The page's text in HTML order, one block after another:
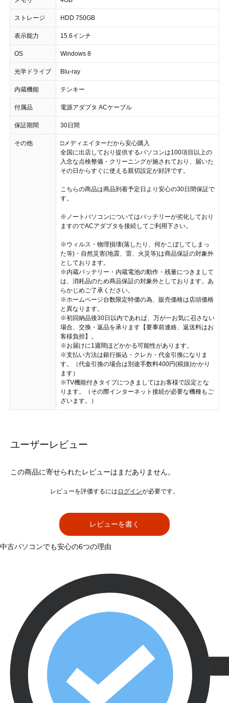
ストレージ HDD 750GB
表示能力 15.6インチ
OS Windows 8
光学ドライブ Blu-ray
内蔵機能 テンキー
付属品 電源アダプタ ACケーブル
保証期間 30日間
その他
□メディエイターだから安心購入
全国に出店しており提供するパソコンは100項目以上の
入念な点検整備・クリーニングが施されており、届いた
その日からすぐに使える親切設定が好評です。
こちらの商品は商品到着予定日より安心の30日間保証で
す。
※ノートパソコンについてはバッテリーが劣化しており
ますのでACアダプタを接続してご利用下さい。
※ウィルス・物理損壊(落したり、何かこぼしてしまっ
た等)・自然災害(地震、雷、火災等)は商品保証の対象外
としております。
※内蔵バッテリー・内蔵電池の動作・残量につきまして
は、消耗品のため商品保証の対象外としております。あ
らかじめご了承ください。
※ホームページ台数限定特価の為、販売価格は店頭価格
と異なります。
※初回納品後30日以内であれば、万が一お気に召さない
場合、交換・返品を承ります【要事前連絡、返送料はお
客様負担】。
※お届けに1週間ほどかかる可能性があります。
※支払い方法は銀行振込・クレカ・代金引換になりま
す。（代金引換の場合は別途手数料400円(税抜)かかり
ます）
※TV機能付きタイプにつきましてはお客様で設定とな
ります。（その際インターネット接続が必要な機種もご
ざいます。）
ユーザーレビュー
この商品に寄せられたレビューはまだありません。
レビューを評価するには ログインが必要です。
レビューを書く
中古パソコンでも安心の6つの理由